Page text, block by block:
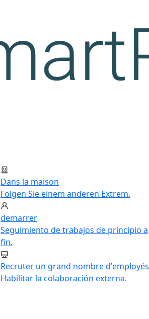
Dans la maison
Folgen Sie einem anderen Extrem.
demarrer
Seguimiento de trabajos de principio a
fin.
Recruter un grand nombre d'employés
Habilitar la colaboración externa.